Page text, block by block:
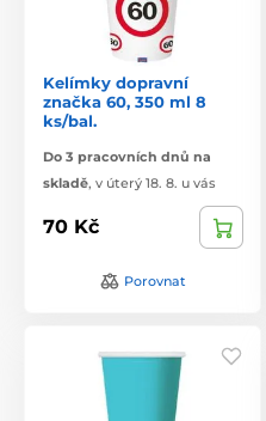
Kelímky dopravní
značka 60, 350 ml 8
ks/bal.
Do 3 pracovních dnů na
skladě, v úterý 18. 8. u vás
70 Kč
Porovnat